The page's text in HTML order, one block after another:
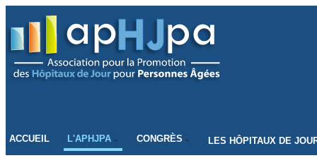
ACCUEIL L'APHJPA CONGRÈS LES HÔPITAUX DE